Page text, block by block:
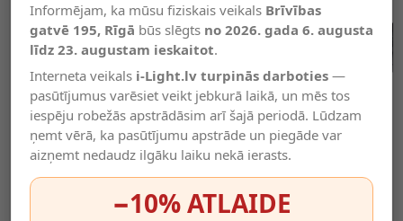
Salīdzināt
Vēlmju
saraksts
Valodas
Informējam, ka mūsu fiziskais veikals Brīvības
gatvē 195, Rīgā būs slēgts no 2026. gada 6. augusta
līdz 23. augustam ieskaitot.
Interneta veikals i-Light.lv turpinās darboties —
pasūtījumus varēsiet veikt jebkurā laikā, un mēs tos
iespēju robežās apstrādāsim arī šajā periodā. Lūdzam
ņemt vērā, ka pasūtījumu apstrāde un piegāde var
aizņemt nedaudz ilgāku laiku nekā ierasts.
−10% ATLAIDE